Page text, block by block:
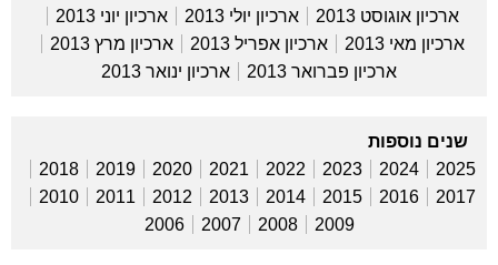
ארכיון אוגוסט 2013
ארכיון יולי 2013
ארכיון יוני 2013
ארכיון מאי 2013
ארכיון אפריל 2013
ארכיון מרץ 2013
ארכיון פברואר 2013
ארכיון ינואר 2013
שנים נוספות
2025
2024
2023
2022
2021
2020
2019
2018
2017
2016
2015
2014
2013
2012
2011
2010
2009
2008
2007
2006